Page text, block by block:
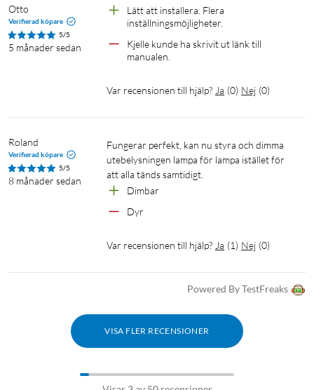
Otto
Verifierad köpare
5/5
5 månader sedan
Lätt att installera. Flera
inställningsmöjligheter.
Kjelle kunde ha skrivit ut länk till
manualen.
Var recensionen till hjälp? Ja (0) Nej (0)
Roland
Verifierad köpare
5/5
8 månader sedan
Fungerar perfekt, kan nu styra och dimma
utebelysningen lampa för lampa istället för
att alla tänds samtidigt.
Dimbar
Dyr
Var recensionen till hjälp? Ja (1) Nej (0)
Powered By TestFreaks
VISA FLER RECENSIONER